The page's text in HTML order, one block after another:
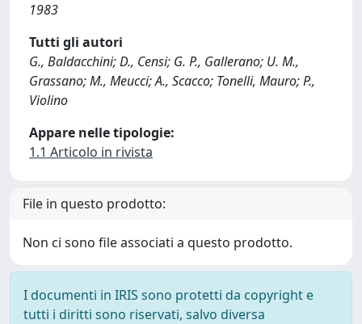
1983
Tutti gli autori
G., Baldacchini; D., Censi; G. P., Gallerano; U. M.,
Grassano; M., Meucci; A., Scacco; Tonelli, Mauro; P.,
Violino
Appare nelle tipologie:
1.1 Articolo in rivista
File in questo prodotto:
Non ci sono file associati a questo prodotto.
I documenti in IRIS sono protetti da copyright e
tutti i diritti sono riservati, salvo diversa